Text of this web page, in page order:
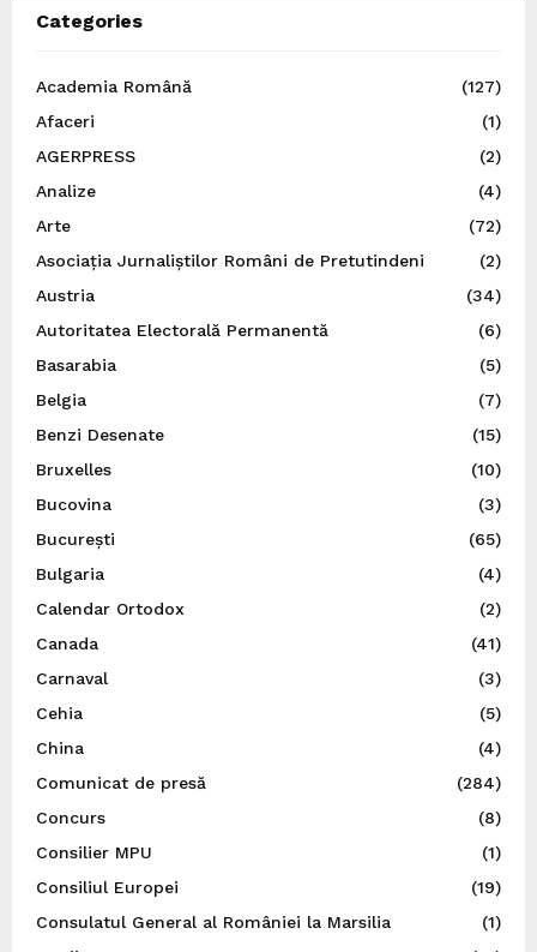
Categories
Academia Română
(127)
Afaceri
(1)
AGERPRESS
(2)
Analize
(4)
Arte
(72)
Asociația Jurnaliștilor Români de Pretutindeni
(2)
Austria
(34)
Autoritatea Electorală Permanentă
(6)
Basarabia
(5)
Belgia
(7)
Benzi Desenate
(15)
Bruxelles
(10)
Bucovina
(3)
București
(65)
Bulgaria
(4)
Calendar Ortodox
(2)
Canada
(41)
Carnaval
(3)
Cehia
(5)
China
(4)
Comunicat de presă
(284)
Concurs
(8)
Consilier MPU
(1)
Consiliul Europei
(19)
Consulatul General al României la Marsilia
(1)